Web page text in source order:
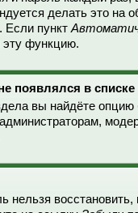
делать это на
Если пункт
эту функцию.
появлялся в
вы найдёте опцию
нельзя